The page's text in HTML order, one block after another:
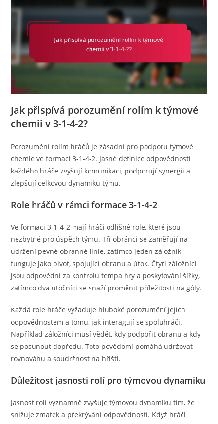
Jak přispívá porozumění rolím k týmové
chemii v 3-1-4-2?
Porozumění rolím hráčů je zásadní pro podporu týmové
chemie ve formaci 3-1-4-2. Jasné definice odpovědností
každého hráče zvyšují komunikaci, podporují synergii a
zlepšují celkovou dynamiku týmu.
Role hráčů v rámci formace 3-1-4-2
Ve formaci 3-1-4-2 mají hráči odlišné role, které jsou
nezbytné pro úspěch týmu. Tři obránci se zaměřují na
udržení pevné obranné linie, zatímco jeden záložník
funguje jako pivot, spojující obranu a útok. Čtyři záložníci
jsou odpovědní za kontrolu tempa hry a poskytování šířky,
zatímco dva útočníci se snaží proměnit příležitosti na góly.
Každá role hráče vyžaduje hluboké porozumění jejich
odpovědnostem a tomu, jak interagují se spoluhráči.
Například záložníci musí vědět, kdy podpořit obranu a kdy
se posunout dopředu. Toto povědomí pomáhá udržovat
rovnováhu a soudržnost na hřišti.
Důležitost jasnosti rolí pro týmovou dynamiku
Jasnost rolí významně zvyšuje týmovou dynamiku tím, že
snižuje zmatek a překrývání odpovědností. Když hráči